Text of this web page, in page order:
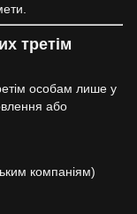
третім
особам лише у
або
компаніям)